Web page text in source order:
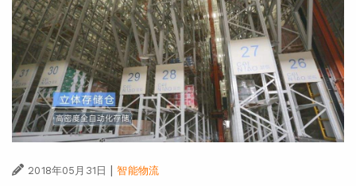
2018年05月31日 | 智能物流